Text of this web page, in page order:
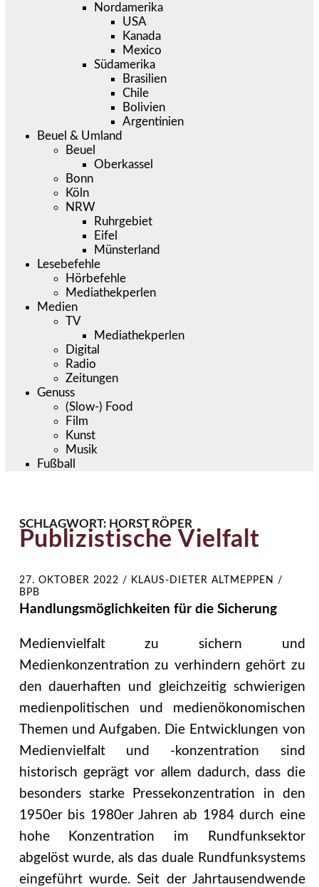
Nordamerika
USA
Kanada
Mexico
Südamerika
Brasilien
Chile
Bolivien
Argentinien
Beuel & Umland
Beuel
Oberkassel
Bonn
Köln
NRW
Ruhrgebiet
Eifel
Münsterland
Lesebefehle
Hörbefehle
Mediathekperlen
Medien
TV
Mediathekperlen
Digital
Radio
Zeitungen
Genuss
(Slow-) Food
Film
Kunst
Musik
Fußball
SCHLAGWORT: HORST RÖPER
Publizistische Vielfalt
27. OKTOBER 2022 /
KLAUS-DIETER ALTMEPPEN /
BPB
Handlungsmöglichkeiten für die Sicherung
Medienvielfalt zu sichern und
Medienkonzentration zu verhindern gehört zu
den dauerhaften und gleichzeitig schwierigen
medienpolitischen und medienökonomischen
Themen und Aufgaben. Die Entwicklungen von
Medienvielfalt und -konzentration sind
historisch geprägt vor allem dadurch, dass die
besonders starke Pressekonzentration in den
1950er bis 1980er Jahren ab 1984 durch eine
hohe Konzentration im Rundfunksektor
abgelöst wurde, als das duale Rundfunksystems
eingeführt wurde. Seit der Jahrtausendwende